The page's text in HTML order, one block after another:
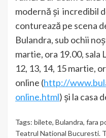
modernă și incredibil
conturează pe scena
Bulandra, sub ochii
martie, ora 19.00, sala
12, 13, 14, 15 martie,
online (http://
online.html) și la casa
Tags: bilete, Bulandra, fara
Teatrul National Bucuresti.